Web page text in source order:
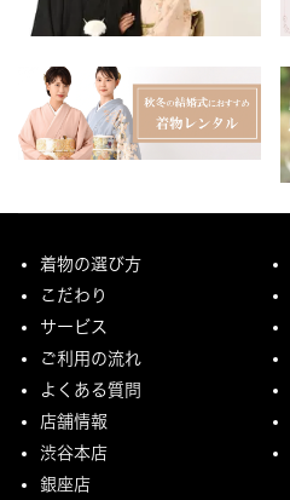
着物の選び方
こだわり
サービス
ご利用の流れ
よくある質問
店舗情報
渋谷本店
銀座店